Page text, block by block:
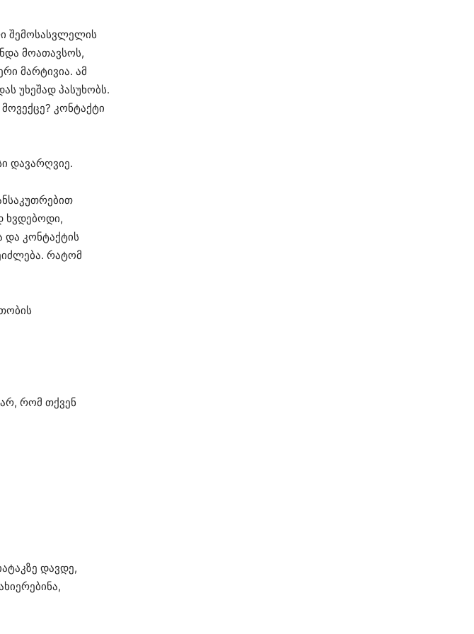
შემოსასვლელის
მოათავსოს,
მარტივია. ამ
უხეშად პასუხობს.
კონტაქტი
დავარღვიე.
ხვდებოდი,
და კონტაქტის
რატომ
რომ თქვენ
დავდე,